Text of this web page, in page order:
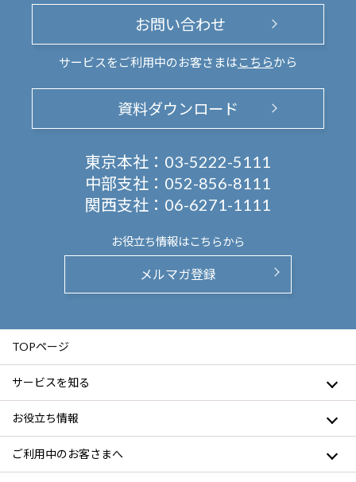
お問い合わせ
サービスをご利用中のお客さまは こちらから
資料ダウンロード
東京本社： 03-5222-5111
中部支社： 052-856-8111
関西支社： 06-6271-1111
お役立ち情報はこちらから
メルマガ登録
TOPページ
サービスを知る
お役立ち情報
ご利用中のお客さまへ